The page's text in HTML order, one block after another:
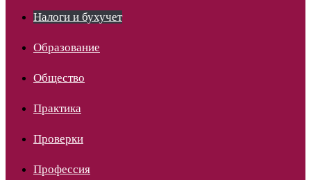
Налоги и бухучет
Образование
Общество
Практика
Проверки
Профессия